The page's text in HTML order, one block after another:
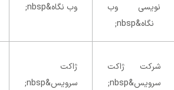
نویسی وب
نگاه&nbsp;
وب نگاه&nbsp;
شرکت ژاکت
سرویس&nbsp;
ژاکت
سرویس&nbsp;